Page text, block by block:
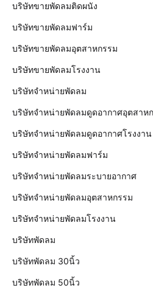
บริษัทขายพัดลมติดผนัง
บริษัทขายพัดลมฟาร์ม
บริษัทขายพัดลมอุตสาหกรรม
บริษัทขายพัดลมโรงงาน
บริษัทจำหน่ายพัดลม
บริษัทจำหน่ายพัดลมดูดอากาศอุตสาห
บริษัทจำหน่ายพัดลมดูดอากาศโรงงาน
บริษัทจำหน่ายพัดลมฟาร์ม
บริษัทจำหน่ายพัดลมระบายอากาศ
บริษัทจำหน่ายพัดลมอุตสาหกรรม
บริษัทจำหน่ายพัดลมโรงงาน
บริษัทพัดลม
บริษัทพัดลม 30นิ้ว
บริษัทพัดลม 50นิ้ว